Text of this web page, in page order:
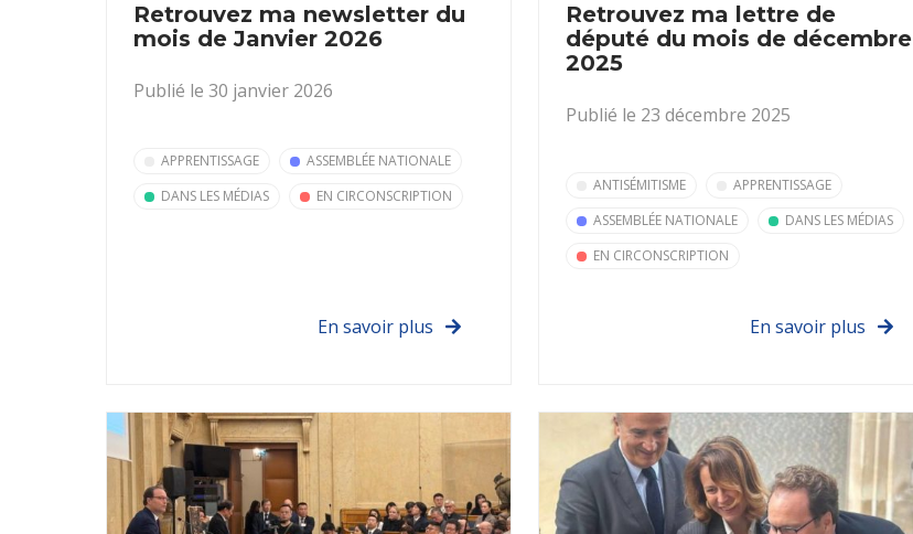
Retrouvez ma newsletter du
mois de Janvier 2026
Publié le 30 janvier 2026
APPRENTISSAGE
ASSEMBLÉE NATIONALE
DANS LES MÉDIAS
EN CIRCONSCRIPTION
En savoir plus
Retrouvez ma lettre de
député du mois de décembre
2025
Publié le 23 décembre 2025
ANTISÉMITISME
APPRENTISSAGE
ASSEMBLÉE NATIONALE
DANS LES MÉDIAS
EN CIRCONSCRIPTION
En savoir plus